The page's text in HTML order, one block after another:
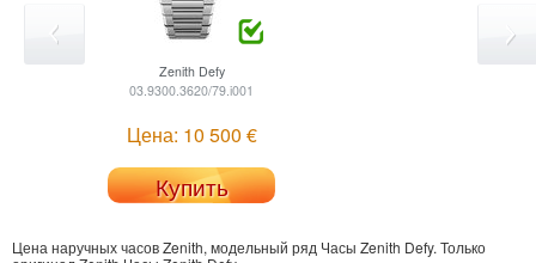
ZenithDefy
03.9300.3620/79.i001
Цена: 10 500 €
Купить
Цена наручных часов Zenith, модельный ряд Часы Zenith Defy. Только